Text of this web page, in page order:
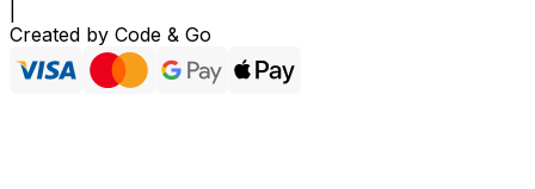
Created by Code & Go